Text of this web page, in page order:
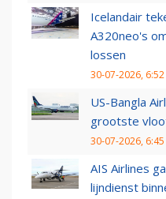
Icelandair
A320neo's
lossen
30-07-2026, 6:52
US-Bangla
grootste
30-07-2026, 6:45
AIS Airlines
lijndienst